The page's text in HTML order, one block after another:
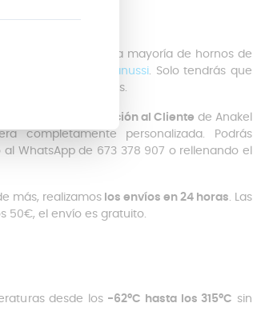
es compatible con la mayoría de hornos de
Zanussi. Solo tendrás que
puerta que necesites.
Atención al Cliente de Anakel
completamente personalizada. Podrás
WhatsApp de 673 378 907 o rellenando el
más, realizamoslos envíos en 24 horas . Las
50€, el envío es gratuito.
desde los -62ºC hasta los 315ºC sin